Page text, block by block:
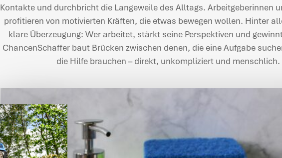
Kontakte und durchbricht die Langeweile des Alltags. Arbeitgeberinnen
profitieren von motivierten Kräften, die etwas bewegen wollen. Hinter
klare Überzeugung: Wer arbeitet, stärkt seine Perspektiven und
ChancenSchaffer baut Brücken zwischen denen, die eine Aufgabe
die Hilfe brauchen – direkt, unkompliziert und menschlich.